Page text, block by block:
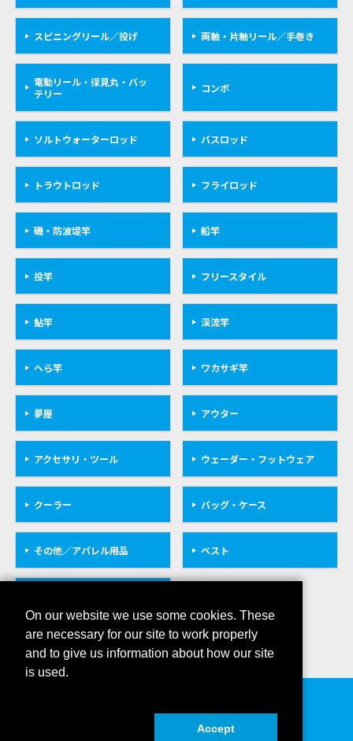
スピニングリール／投げ 両軸・片軸リール／手巻き
電動リール・探見丸・バッ
テリー
コンボ
ソルトウォーターロッド バスロッド
トラウトロッド フライロッド
磯・防波堤竿 船竿
投竿 フリースタイル
鮎竿 渓流竿
へら竿 ワカサギ竿
夢屋 アウター
アクセサリ・ツール ウェーダー・フットウェア
クーラー バッグ・ケース
その他／アパレル用品 ベスト
On our website we use some cookies. These
are necessary for our site to work properly
and to give us information about how our site
is used.
Accept